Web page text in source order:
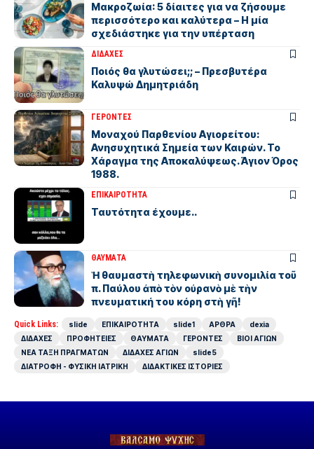
Μακροζωία: 5 δίαιτες για να ζήσουμε
περισσότερο και καλύτερα – Η μία
σχεδιάστηκε για την υπέρταση
ΔΙΔΑΧΕΣ
Ποιός θα γλυτώσει;; – Πρεσβυτέρα
Καλυψώ Δημητριάδη
ΓΕΡΟΝΤΕΣ
Μοναχού Παρθενίου Αγιορείτου:
Ανησυχητικά Σημεία των Καιρών. Το
Χάραγμα της Αποκαλύψεως. Άγιον Όρος
1988.
ΕΠΙΚΑΙΡΟΤΗΤΑ
Ταυτότητα έχουμε..
ΘΑΥΜΑΤΑ
Ἡ θαυμαστὴ τηλεφωνικὴ συνομιλία τοῦ
π. Παύλου ἀπὸ τὸν οὐρανὸ μὲ τὴν
πνευματική του κόρη στὴ γῆ!
Quick Links: slide ΕΠΙΚΑΙΡΟΤΗΤΑ slide1 ΑΡΘΡΑ
dexia
ΔΙΔΑΧΕΣ
ΠΡΟΦΗΤΕΙΕΣ ΘΑΥΜΑΤΑ ΓΕΡΟΝΤΕΣ
ΒΙΟΙ ΑΓΙΩΝ
ΝΕΑ ΤΑΞΗ ΠΡΑΓΜΑΤΩΝ
ΔΙΔΑΧΕΣ ΑΓΙΩΝ
slide5
ΔΙΑΤΡΟΦΗ - ΦΥΣΙΚΗ ΙΑΤΡΙΚΗ
ΔΙΔΑΚΤΙΚΕΣ ΙΣΤΟΡΙΕΣ